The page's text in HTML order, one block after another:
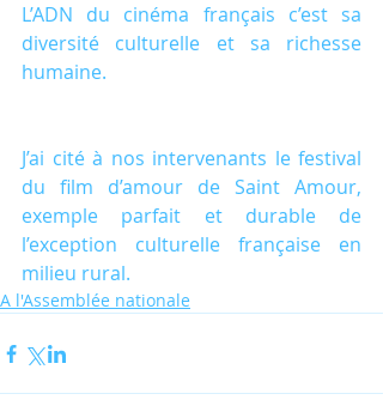
L’ADN du cinéma français c’est sa
diversité culturelle et sa richesse
humaine.
J’ai cité à nos intervenants le festival
du film d’amour de Saint Amour,
exemple parfait et durable de
l’exception culturelle française en
milieu rural.
A l'Assemblée nationale